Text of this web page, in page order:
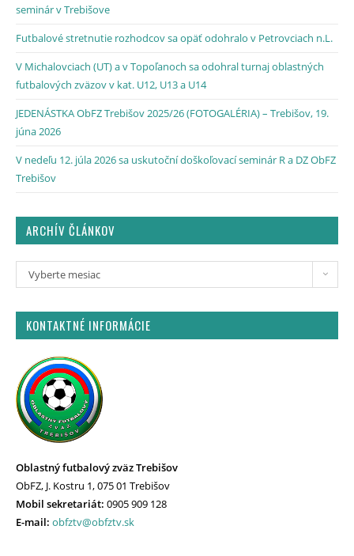
seminár v Trebišove
Futbalové stretnutie rozhodcov sa opäť odohralo v Petrovciach n.L.
V Michalovciach (UT) a v Topoľanoch sa odohral turnaj oblastných
futbalových zväzov v kat. U12, U13 a U14
JEDENÁSTKA ObFZ Trebišov 2025/26 (FOTOGALÉRIA) – Trebišov, 19.
júna 2026
V nedeľu 12. júla 2026 sa uskutoční doškoľovací seminár R a DZ ObFZ
Trebišov
ARCHÍV ČLÁNKOV
Vyberte mesiac
KONTAKTNÉ INFORMÁCIE
Oblastný futbalový zväz Trebišov
ObFZ, J. Kostru 1, 075 01 Trebišov
Mobil sekretariát: 0905 909 128
E-mail: obfztv@obfztv.sk